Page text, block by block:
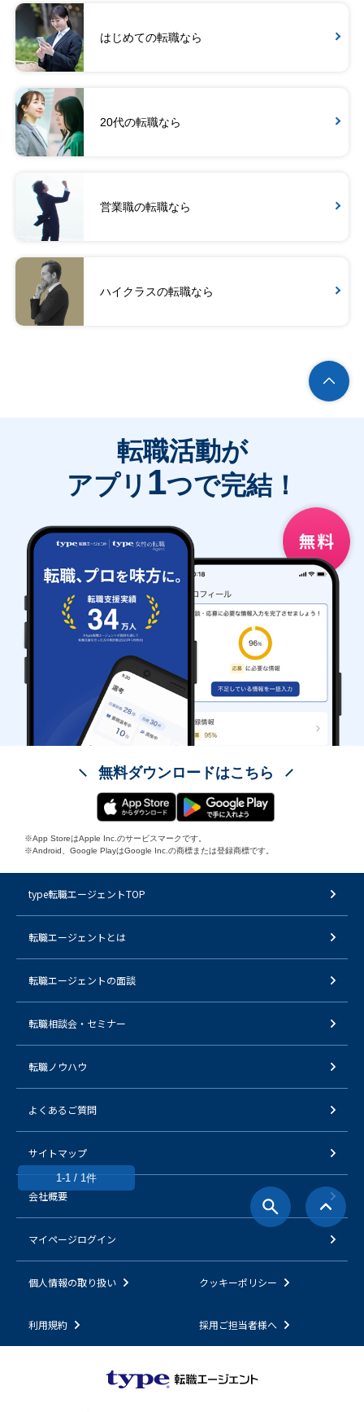
はじめての転職なら
20代の転職なら
営業職の転職なら
ハイクラスの転職なら
1-1 / 1件
転職活動が
アプリ 1つで完結！
無料ダウンロードはこちら
※App StoreはApple Inc.のサービスマークです。
※Android、Google PlayはGoogle Inc.の商標または登録商標です。
type転職エージェントTOP
転職エージェントとは
転職エージェントの面談
転職相談会・セミナー
転職ノウハウ
よくあるご質問
サイトマップ
会社概要
マイページログイン
個人情報の取り扱い クッキーポリシー
利用規約 採用ご担当者様へ